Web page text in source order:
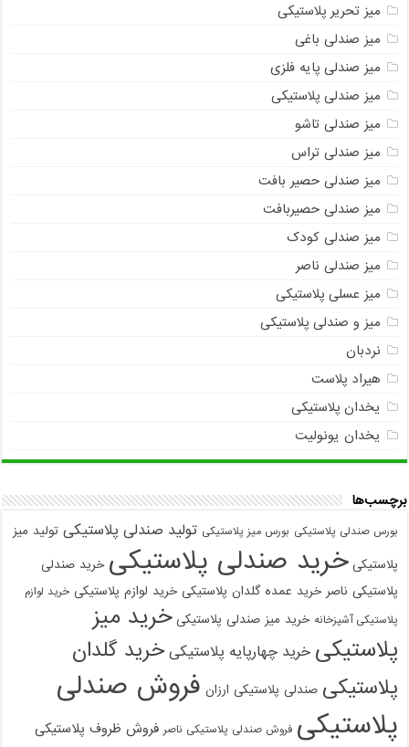
میز تحریر پلاستیکی
میز صندلی باغی
میز صندلی پایه فلزی
میز صندلی پلاستیکی
میز صندلی تاشو
میز صندلی تراس
میز صندلی حصیر بافت
میز صندلی حصیربافت
میز صندلی کودک
میز صندلی ناصر
میز عسلی پلاستیکی
میز و صندلی پلاستیکی
نردبان
هیراد پلاست
یخدان پلاستیکی
یخدان یونولیت
برچسب‌ها
بورس صندلی پلاستیکی بورس میز پلاستیکی تولید صندلی پلاستیکی تولید میز
پلاستیکی خرید صندلی پلاستیکی خرید صندلی
پلاستیکی ناصر خرید عمده گلدان پلاستیکی خرید لوازم پلاستیکی خرید لوازم
پلاستیکی آشپزخانه خرید میز صندلی پلاستیکی خرید میز
پلاستیکی خرید چهارپایه پلاستیکی خرید گلدان
پلاستیکی صندلی پلاستیکی ارزان فروش صندلی
پلاستیکی فروش صندلی پلاستیکی ناصر فروش ظروف پلاستیکی